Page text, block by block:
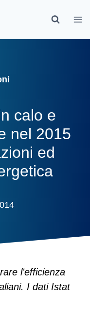
calo e
nel 2015
ed
l'efficienza
I dati Istat